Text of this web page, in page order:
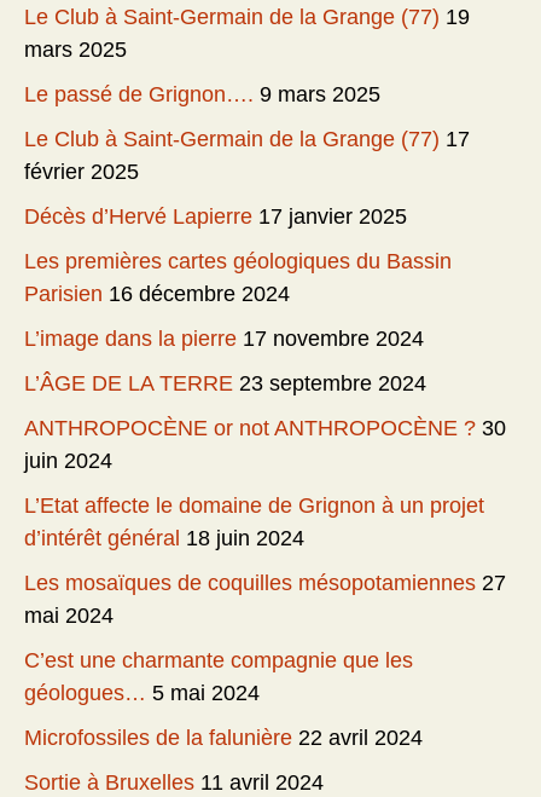
Le Club à Saint-Germain de la Grange (77) 19
mars 2025
Le passé de Grignon…. 9 mars 2025
Le Club à Saint-Germain de la Grange (77) 17
février 2025
Décès d’Hervé Lapierre 17 janvier 2025
Les premières cartes géologiques du Bassin
Parisien 16 décembre 2024
L’image dans la pierre 17 novembre 2024
L’ÂGE DE LA TERRE 23 septembre 2024
ANTHROPOCÈNE or not ANTHROPOCÈNE ? 30
juin 2024
L’Etat affecte le domaine de Grignon à un projet
d’intérêt général 18 juin 2024
Les mosaïques de coquilles mésopotamiennes 27
mai 2024
C’est une charmante compagnie que les
géologues… 5 mai 2024
Microfossiles de la falunière 22 avril 2024
Sortie à Bruxelles 11 avril 2024